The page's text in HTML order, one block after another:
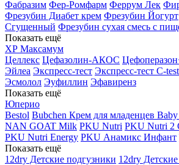
Фабразим Фер-Ромфарм Феррум Лек
Фрезубин Диабет крем Фрезубин Йогурт
Сгущенный Фрезубин сухая смесь с
Показать ещё
ХР Максамум
Целлекс Цефазолин-АКОС
Эйлеа Экспресс-тест Экспресс-тест C-
Эсмолол Эуфиллин Эфавиренз
Показать ещё
Юперио
Bestol Bubchen Крем для младенцев Baby
NAN GOAT Milk PKU Nutri PKU Nutri 2
PKU Nutri Energy PKU Анамикс Инфант
Показать ещё
12dry Детские подгузники 12dry